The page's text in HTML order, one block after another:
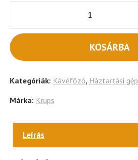
KOSÁRBA
Kategóriák: Kávéfőző, Háztartási gép
Márka: Krups
Leírás